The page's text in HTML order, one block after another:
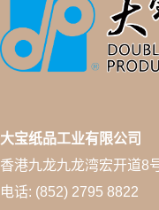
大宝纸品工业有限公司
香港九龙九龙湾宏开道8
电话: (852) 2795 8822